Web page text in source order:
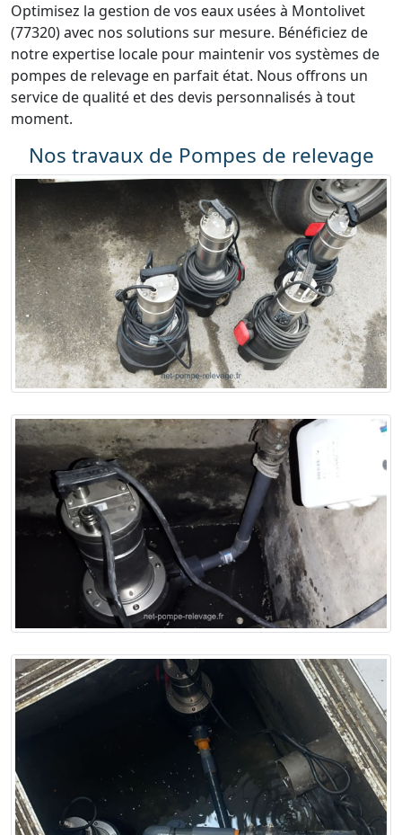
Optimisez la gestion de vos eaux usées à Montolivet
(77320) avec nos solutions sur mesure. Bénéficiez de
notre expertise locale pour maintenir vos systèmes de
pompes de relevage en parfait état. Nous offrons un
service de qualité et des devis personnalisés à tout
moment.
Nos travaux de Pompes de relevage